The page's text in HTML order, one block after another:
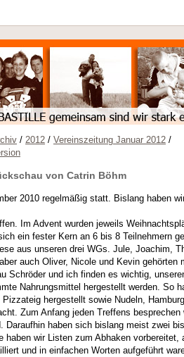
/ 2012 / Vereinszeitung Januar 2012 /
von Catrin Böhm
2010 regelmäßig statt. Bislang haben
Im Advent wurden jeweils
ein fester Kern an 6 bis 8 Teilnehmern
aus unseren drei WGs. Jule, Joachim,
auch Oliver, Nicole und Kevin gehörten
Schröder und ich finden es wichtig,
Nahrungsmittel hergestellt werden. So
hergestellt sowie Nudeln,
Zum Anfang jeden Treffens besprechen
Daraufhin haben sich bislang meist zwei
haben wir Listen zum Abhaken vorbereitet,
und in einfachen Worten aufgeführt